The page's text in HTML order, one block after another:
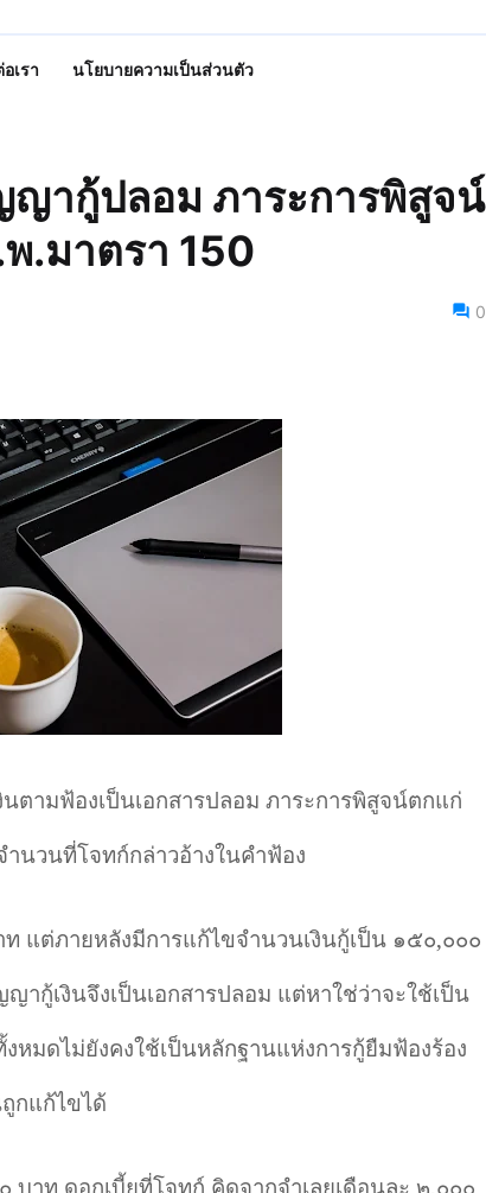
เรา นโยบายความเป็นส่วนตัว
ากู้ปลอม ภาระการพิสูจน์
.มาตรา 150
0
ตามฟ้องเป็นเอกสารปลอม ภาระการพิสูจน์ตกแก่
ำนวนที่โจทก์กล่าวอ้างในคำฟ้อง
ท แต่ภายหลังมีการแก้ไขจำนวนเงินกู้เป็น ๑๕๐,๐๐๐
กู้เงินจึงเป็นเอกสารปลอม แต่หาใช่ว่าจะใช้เป็น
หมดไม่ยังคงใช้เป็นหลักฐานแห่งการกู้ยืมฟ้องร้อง
กแก้ไขได้
บาท ดอกเบี้ยที่โจทก์ คิดจากจำเลยเดือนละ ๒,๐๐๐